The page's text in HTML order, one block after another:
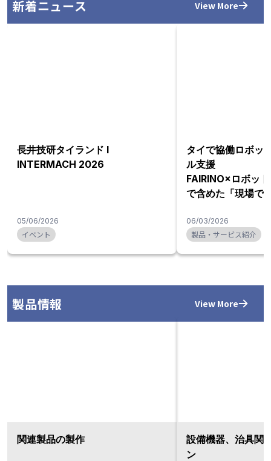
新着ニュース View More
長井技研タイランド l
INTERMACH 2026
05/06/2026
イベント
タイで協働ロボッ
ル支援
FAIRINO×ロボッ
で含めた「現場で
06/03/2026
製品・サービス紹介
製品情報 View More
関連製品の製作
設備機器、治具関
ン